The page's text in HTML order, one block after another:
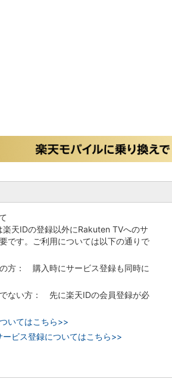
天IDの登録以外にRakuten TVへのサ
です。ご利用については以下の通りで
方： 購入時にサービス登録も同時に
ない方： 先に楽天IDの会員登録が必
いてはこちら>>
ビス登録についてはこちら>>